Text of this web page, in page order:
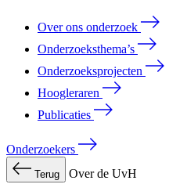
Over ons onderzoek
Onderzoeksthema’s
Onderzoeksprojecten
Hoogleraren
Publicaties
Onderzoekers
Terug Over de UvH